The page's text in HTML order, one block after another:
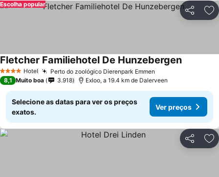
Partilhar
Escolha popular
4 EstrelasHotel Perto do zoológico Dierenpark Emmen
Fletcher Familiehotel De Hunzebergen
8,1 Muito boa 3.918 Exloo, a 19.4 km de Dalerveen
Selecione as datas para ver os preços
exatos.
Ver preços
Partilhar